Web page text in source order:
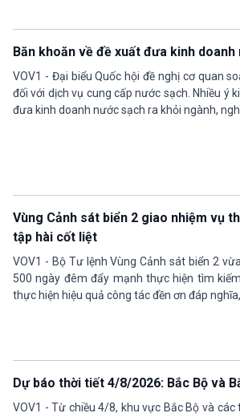
Băn khoăn về đề xuất đưa kinh
VOV1 - Đại biểu Quốc hội đề nghị cơ quan
đối với dịch vụ cung cấp nước sạch. Nhiều ý
đưa kinh doanh nước sạch ra khỏi ngành,
Vùng Cảnh sát biển 2 giao nhiệm vụ
tập hài cốt liệt
VOV1 - Bộ Tư lệnh Vùng Cảnh sát biển 2
500 ngày đêm đẩy mạnh thực hiện tìm
thực hiện hiệu quả công tác đền ơn đáp
Dự báo thời tiết 4/8/2026: Bắc Bộ và
VOV1 - Từ chiều 4/8, khu vực Bắc Bộ và